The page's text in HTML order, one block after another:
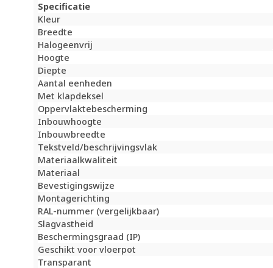
Specificatie
Kleur
Breedte
Halogeenvrij
Hoogte
Diepte
Aantal eenheden
Met klapdeksel
Oppervlaktebescherming
Inbouwhoogte
Inbouwbreedte
Tekstveld/beschrijvingsvlak
Materiaalkwaliteit
Materiaal
Bevestigingswijze
Montagerichting
RAL-nummer (vergelijkbaar)
Slagvastheid
Beschermingsgraad (IP)
Geschikt voor vloerpot
Transparant